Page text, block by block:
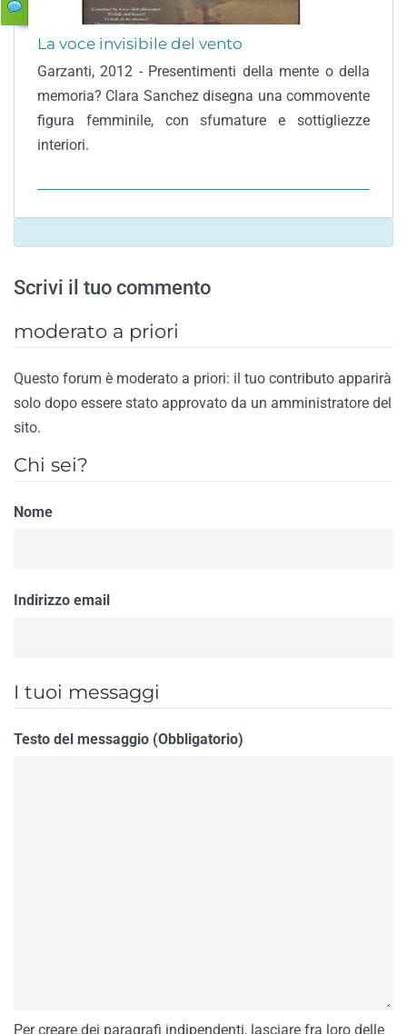
La voce invisibile del vento
Garzanti, 2012 - Presentimenti della mente o della
memoria? Clara Sanchez disegna una commovente
figura femminile, con sfumature e sottigliezze
interiori.
Scrivi il tuo commento
moderato a priori
Questo forum è moderato a priori: il tuo contributo apparirà
solo dopo essere stato approvato da un amministratore del
sito.
Chi sei?
Nome
Indirizzo email
I tuoi messaggi
Testo del messaggio (Obbligatorio)
Per creare dei paragrafi indipendenti, lasciare fra loro delle